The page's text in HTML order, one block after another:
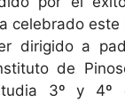
celebrado este
dirigido a
de
3º y 4º